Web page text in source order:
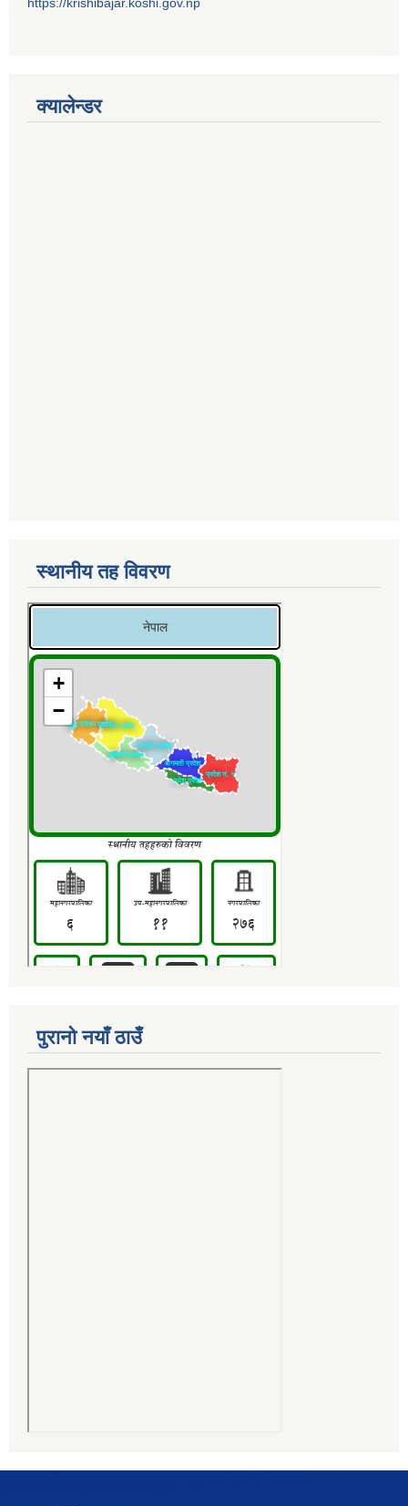
https://krishibajar.koshi.gov.np
क्यालेन्डर
स्थानीय तह विवरण
पुरानो नयाँ ठाउँ